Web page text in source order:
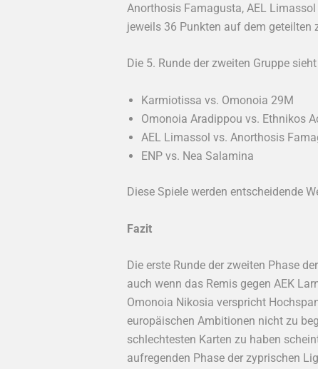
Anorthosis Famagusta, AEL
jeweils 36 Punkten auf dem geteilten
Die 5. Runde der zweiten Gruppe
Karmiotissa vs. Omonoia 29M
Omonoia Aradippou vs. Ethnikos
AEL Limassol vs. Anorthosis
ENP vs. Nea Salamina
Diese Spiele werden entscheidende
Fazit
Die erste Runde der zweiten Phase
auch wenn das Remis gegen AEK
Omonoia Nikosia verspricht
europäischen Ambitionen nicht zu
schlechtesten Karten zu haben
aufregenden Phase der zyprischen